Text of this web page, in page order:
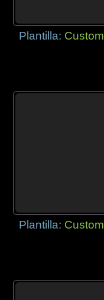
Plantilla: Custom
Plantilla: Custom